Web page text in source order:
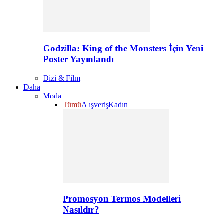
Godzilla: King of the Monsters İçin Yeni
Poster Yayınlandı
Dizi & Film
Daha
Moda
TümüAlışverişKadın
Promosyon Termos Modelleri
Nasıldır?